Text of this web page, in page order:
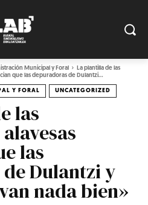
Municipal y Foral
La plantilla de las
que las depuradoras de Dulantzi...
Y FORAL UNCATEGORIZED
las
las
Dulantzi y
nada bien»